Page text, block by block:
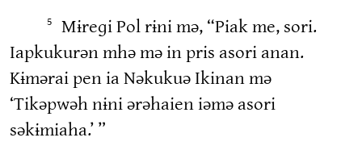
5
Mɨreɡi Pol rɨni mə, “Piak me, sori.
Iapkukurən mhə mə in pris asori anan.
Kɨmərai pen ia Nəkukuə Ikinan mə
‘Tikəpwəh nɨni ərəhaien iəmə asori
səkɨmiaha.’ ”